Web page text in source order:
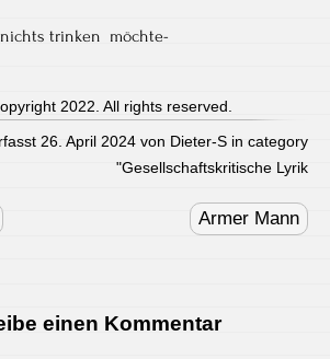
nichts trinken möchte-
2022. All rights reserved.
26. April 2024 von Dieter-S in category
"Gesellschaftskritische Lyrik
Armer Mann
einen Kommentar